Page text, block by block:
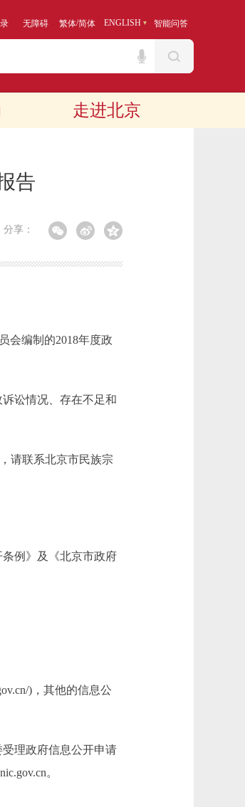
无障碍 繁体/简体 ENGLISH 智能问答
走进北京
告
分享：
会编制的2018年度政
讼情况、存在不足和
请联系北京市民族宗
例》及《北京市政府
)，其他的信息公
理政府信息公开申请
。